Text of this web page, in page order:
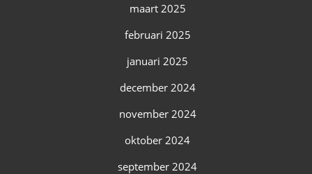
maart 2025
februari 2025
januari 2025
december 2024
november 2024
oktober 2024
september 2024